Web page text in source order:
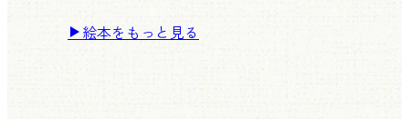
絵本をもっと見る